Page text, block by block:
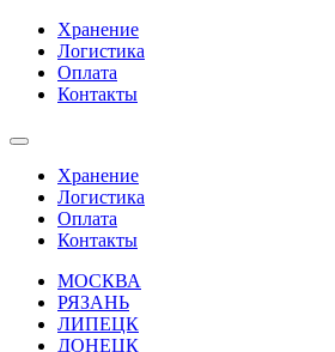
Хранение
Логистика
Оплата
Контакты
Хранение
Логистика
Оплата
Контакты
МОСКВА
РЯЗАНЬ
ЛИПЕЦК
ДОНЕЦК